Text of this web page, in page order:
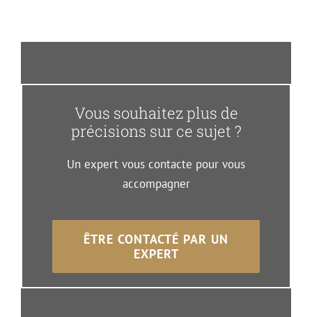
Vous souhaitez plus de
précisions sur ce sujet ?
Un expert vous contacte pour vous
accompagner
ÊTRE CONTACTÉ PAR UN
EXPERT